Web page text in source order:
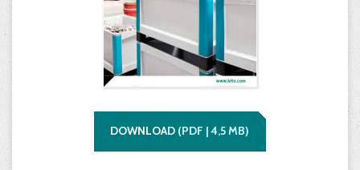
DOWNLOAD (PDF |4,5MB)